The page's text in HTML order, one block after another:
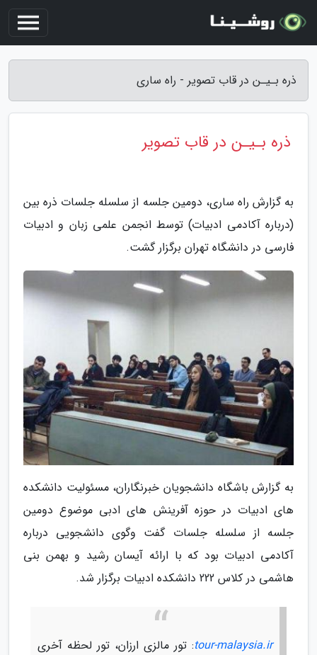
ذره بـیـن در قاب تصویر - راه ساری
ذره بـیـن در قاب تصویر
به گزارش راه ساری، دومین جلسه از سلسله جلسات ذره بین
(درباره آکادمی ادبیات) توسط انجمن علمی زبان و ادبیات
فارسی در دانشگاه تهران برگزار گشت.
به گزارش باشگاه دانشجویان خبرنگاران، مسئولیت دانشکده
های ادبیات در حوزه آفرینش های ادبی موضوع دومین
جلسه از سلسله جلسات گفت وگوی دانشجویی درباره
آکادمی ادبیات بود که با ارائه آیسان رشید و بهمن بنی
هاشمی در کلاس 222 دانشکده ادبیات برگزار شد.
tour-malaysia.ir: تور مالزی ارزان، تور لحظه آخری